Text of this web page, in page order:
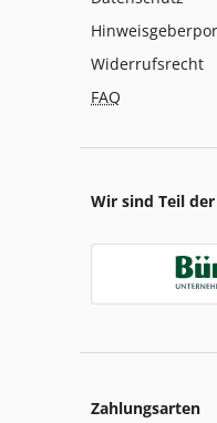
Widerrufsrecht
FAQ
Wir sind Teil
Zahlungsarten